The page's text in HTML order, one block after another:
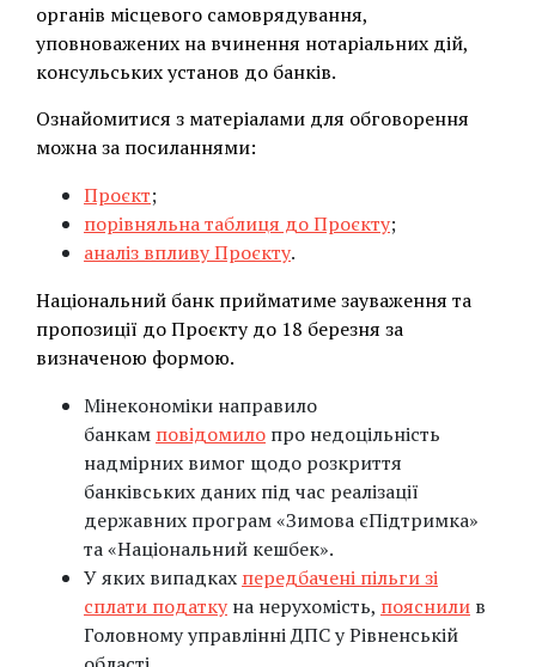
органів місцевого самоврядування,
уповноважених на вчинення нотаріальних дій,
консульських установ до банків.
Ознайомитися з матеріалами для обговорення
можна за посиланнями:
Проєкт;
порівняльна таблиця до Проєкту;
аналіз впливу Проєкту.
Національний банк прийматиме зауваження та
пропозиції до Проєкту до 18 березня за
визначеною формою.
Мінекономіки направило
банкам повідомило про недоцільність
надмірних вимог щодо розкриття
банківських даних під час реалізації
державних програм «Зимова єПідтримка»
та «Національний кешбек».
У яких випадках передбачені пільги зі
сплати податку на нерухомість, пояснили в
Головному управлінні ДПС у Рівненській